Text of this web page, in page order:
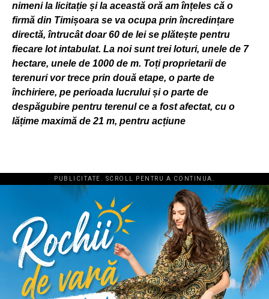
nimeni la licitație și la această oră am înțeles că o
firmă din Timișoara se va ocupa prin încredințare
directă, întrucât doar 60 de lei se plătește pentru
fiecare lot intabulat. La noi sunt trei loturi, unele de 7
hectare, unele de 1000 de m. Toți proprietarii de
terenuri vor trece prin două etape, o parte de
închiriere, pe perioada lucrului și o parte de
despăgubire pentru terenul ce a fost afectat, cu o
lățime maximă de 21 m, pentru acțiune
PUBLICITATE. SCROLL PENTRU A CONTINUA.